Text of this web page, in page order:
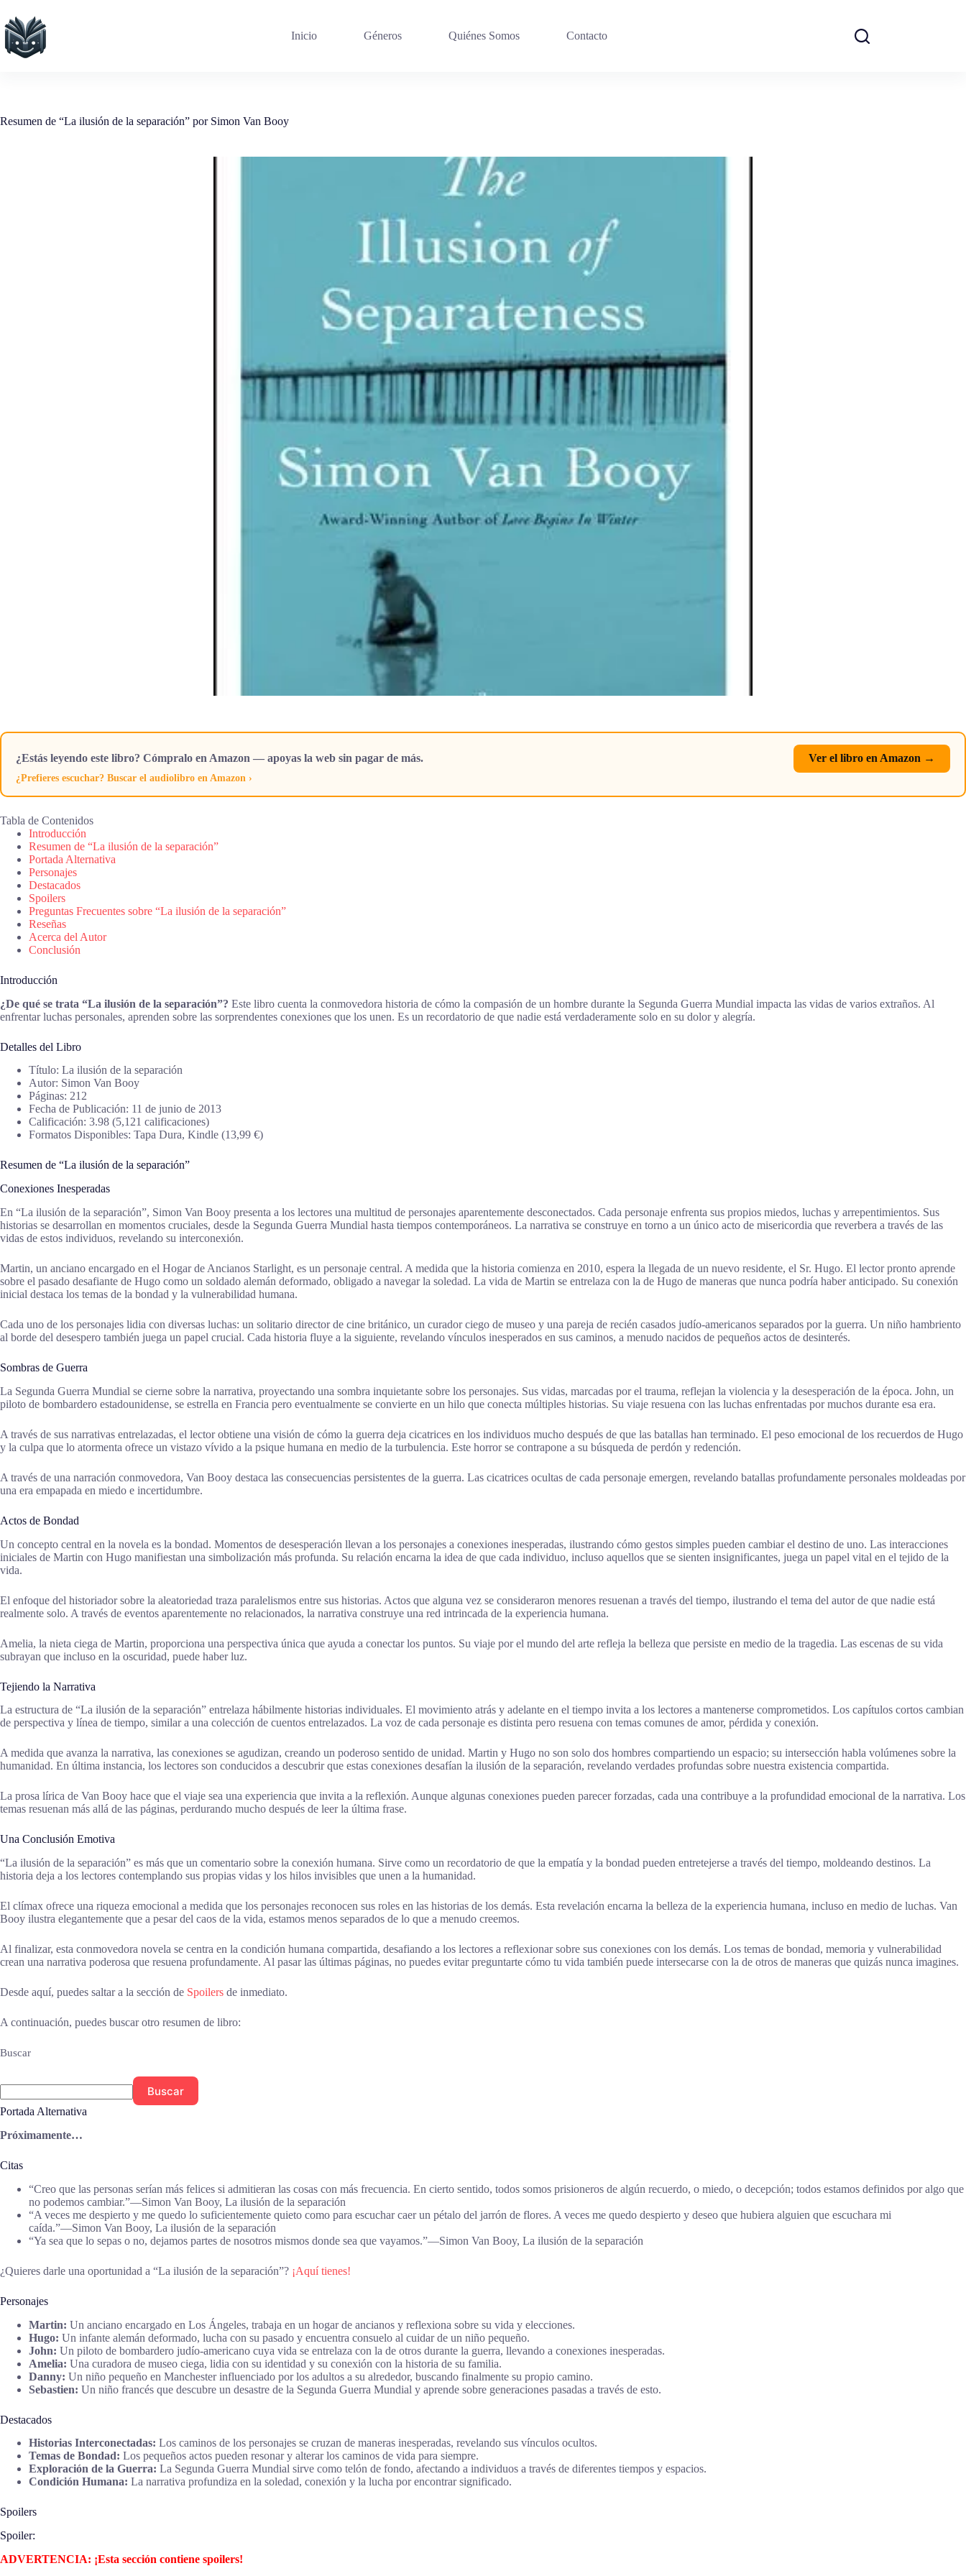
contenido
Inicio Géneros Quiénes Somos Contacto
Resumen de “La ilusión de la separación” por Simon Van Booy
¿Estás leyendo este libro? Cómpralo en Amazon — apoyas la web sin pagar de más. Ver el libro en Amazon →
¿Prefieres escuchar? Buscar el audiolibro en Amazon ›
Tabla de Contenidos
Introducción
Resumen de “La ilusión de la separación”
Portada Alternativa
Personajes
Destacados
Spoilers
Preguntas Frecuentes sobre “La ilusión de la separación”
Reseñas
Acerca del Autor
Conclusión
Introducción
¿De qué se trata “La ilusión de la separación”? Este libro cuenta la conmovedora historia de cómo la compasión de un hombre durante la Segunda Guerra Mundial impacta las vidas de varios extraños. Al
enfrentar luchas personales, aprenden sobre las sorprendentes conexiones que los unen. Es un recordatorio de que nadie está verdaderamente solo en su dolor y alegría.
Detalles del Libro
Título: La ilusión de la separación
Autor: Simon Van Booy
Páginas: 212
Fecha de Publicación: 11 de junio de 2013
Calificación: 3.98 (5,121 calificaciones)
Formatos Disponibles: Tapa Dura, Kindle (13,99 €)
Resumen de “La ilusión de la separación”
Conexiones Inesperadas
En “La ilusión de la separación”, Simon Van Booy presenta a los lectores una multitud de personajes aparentemente desconectados. Cada personaje enfrenta sus propios miedos, luchas y arrepentimientos. Sus
historias se desarrollan en momentos cruciales, desde la Segunda Guerra Mundial hasta tiempos contemporáneos. La narrativa se construye en torno a un único acto de misericordia que reverbera a través de las
vidas de estos individuos, revelando su interconexión.
Martin, un anciano encargado en el Hogar de Ancianos Starlight, es un personaje central. A medida que la historia comienza en 2010, espera la llegada de un nuevo residente, el Sr. Hugo. El lector pronto aprende
sobre el pasado desafiante de Hugo como un soldado alemán deformado, obligado a navegar la soledad. La vida de Martin se entrelaza con la de Hugo de maneras que nunca podría haber anticipado. Su conexión
inicial destaca los temas de la bondad y la vulnerabilidad humana.
Cada uno de los personajes lidia con diversas luchas: un solitario director de cine británico, un curador ciego de museo y una pareja de recién casados judío-americanos separados por la guerra. Un niño hambriento
al borde del desespero también juega un papel crucial. Cada historia fluye a la siguiente, revelando vínculos inesperados en sus caminos, a menudo nacidos de pequeños actos de desinterés.
Sombras de Guerra
La Segunda Guerra Mundial se cierne sobre la narrativa, proyectando una sombra inquietante sobre los personajes. Sus vidas, marcadas por el trauma, reflejan la violencia y la desesperación de la época. John, un
piloto de bombardero estadounidense, se estrella en Francia pero eventualmente se convierte en un hilo que conecta múltiples historias. Su viaje resuena con las luchas enfrentadas por muchos durante esa era.
A través de sus narrativas entrelazadas, el lector obtiene una visión de cómo la guerra deja cicatrices en los individuos mucho después de que las batallas han terminado. El peso emocional de los recuerdos de Hugo
y la culpa que lo atormenta ofrece un vistazo vívido a la psique humana en medio de la turbulencia. Este horror se contrapone a su búsqueda de perdón y redención.
A través de una narración conmovedora, Van Booy destaca las consecuencias persistentes de la guerra. Las cicatrices ocultas de cada personaje emergen, revelando batallas profundamente personales moldeadas por
una era empapada en miedo e incertidumbre.
Actos de Bondad
Un concepto central en la novela es la bondad. Momentos de desesperación llevan a los personajes a conexiones inesperadas, ilustrando cómo gestos simples pueden cambiar el destino de uno. Las interacciones
iniciales de Martin con Hugo manifiestan una simbolización más profunda. Su relación encarna la idea de que cada individuo, incluso aquellos que se sienten insignificantes, juega un papel vital en el tejido de la
vida.
El enfoque del historiador sobre la aleatoriedad traza paralelismos entre sus historias. Actos que alguna vez se consideraron menores resuenan a través del tiempo, ilustrando el tema del autor de que nadie está
realmente solo. A través de eventos aparentemente no relacionados, la narrativa construye una red intrincada de la experiencia humana.
Amelia, la nieta ciega de Martin, proporciona una perspectiva única que ayuda a conectar los puntos. Su viaje por el mundo del arte refleja la belleza que persiste en medio de la tragedia. Las escenas de su vida
subrayan que incluso en la oscuridad, puede haber luz.
Tejiendo la Narrativa
La estructura de “La ilusión de la separación” entrelaza hábilmente historias individuales. El movimiento atrás y adelante en el tiempo invita a los lectores a mantenerse comprometidos. Los capítulos cortos cambian
de perspectiva y línea de tiempo, similar a una colección de cuentos entrelazados. La voz de cada personaje es distinta pero resuena con temas comunes de amor, pérdida y conexión.
A medida que avanza la narrativa, las conexiones se agudizan, creando un poderoso sentido de unidad. Martin y Hugo no son solo dos hombres compartiendo un espacio; su intersección habla volúmenes sobre la
humanidad. En última instancia, los lectores son conducidos a descubrir que estas conexiones desafían la ilusión de la separación, revelando verdades profundas sobre nuestra existencia compartida.
La prosa lírica de Van Booy hace que el viaje sea una experiencia que invita a la reflexión. Aunque algunas conexiones pueden parecer forzadas, cada una contribuye a la profundidad emocional de la narrativa. Los
temas resuenan más allá de las páginas, perdurando mucho después de leer la última frase.
Una Conclusión Emotiva
“La ilusión de la separación” es más que un comentario sobre la conexión humana. Sirve como un recordatorio de que la empatía y la bondad pueden entretejerse a través del tiempo, moldeando destinos. La
historia deja a los lectores contemplando sus propias vidas y los hilos invisibles que unen a la humanidad.
El clímax ofrece una riqueza emocional a medida que los personajes reconocen sus roles en las historias de los demás. Esta revelación encarna la belleza de la experiencia humana, incluso en medio de luchas. Van
Booy ilustra elegantemente que a pesar del caos de la vida, estamos menos separados de lo que a menudo creemos.
Al finalizar, esta conmovedora novela se centra en la condición humana compartida, desafiando a los lectores a reflexionar sobre sus conexiones con los demás. Los temas de bondad, memoria y vulnerabilidad
crean una narrativa poderosa que resuena profundamente. Al pasar las últimas páginas, no puedes evitar preguntarte cómo tu vida también puede intersecarse con la de otros de maneras que quizás nunca imagines.
Desde aquí, puedes saltar a la sección de Spoilers de inmediato.
A continuación, puedes buscar otro resumen de libro:
Buscar
Buscar
Portada Alternativa
Próximamente…
Citas
“Creo que las personas serían más felices si admitieran las cosas con más frecuencia. En cierto sentido, todos somos prisioneros de algún recuerdo, o miedo, o decepción; todos estamos definidos por algo que
no podemos cambiar.”―Simon Van Booy, La ilusión de la separación
“A veces me despierto y me quedo lo suficientemente quieto como para escuchar caer un pétalo del jarrón de flores. A veces me quedo despierto y deseo que hubiera alguien que escuchara mi
caída.”―Simon Van Booy, La ilusión de la separación
“Ya sea que lo sepas o no, dejamos partes de nosotros mismos donde sea que vayamos.”―Simon Van Booy, La ilusión de la separación
¿Quieres darle una oportunidad a “La ilusión de la separación”? ¡Aquí tienes!
Personajes
Martin: Un anciano encargado en Los Ángeles, trabaja en un hogar de ancianos y reflexiona sobre su vida y elecciones.
Hugo: Un infante alemán deformado, lucha con su pasado y encuentra consuelo al cuidar de un niño pequeño.
John: Un piloto de bombardero judío-americano cuya vida se entrelaza con la de otros durante la guerra, llevando a conexiones inesperadas.
Amelia: Una curadora de museo ciega, lidia con su identidad y su conexión con la historia de su familia.
Danny: Un niño pequeño en Manchester influenciado por los adultos a su alrededor, buscando finalmente su propio camino.
Sebastien: Un niño francés que descubre un desastre de la Segunda Guerra Mundial y aprende sobre generaciones pasadas a través de esto.
Destacados
Historias Interconectadas: Los caminos de los personajes se cruzan de maneras inesperadas, revelando sus vínculos ocultos.
Temas de Bondad: Los pequeños actos pueden resonar y alterar los caminos de vida para siempre.
Exploración de la Guerra: La Segunda Guerra Mundial sirve como telón de fondo, afectando a individuos a través de diferentes tiempos y espacios.
Condición Humana: La narrativa profundiza en la soledad, conexión y la lucha por encontrar significado.
Spoilers
Spoiler:
ADVERTENCIA: ¡Esta sección contiene spoilers!